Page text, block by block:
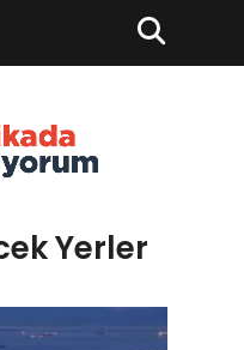
Yerler